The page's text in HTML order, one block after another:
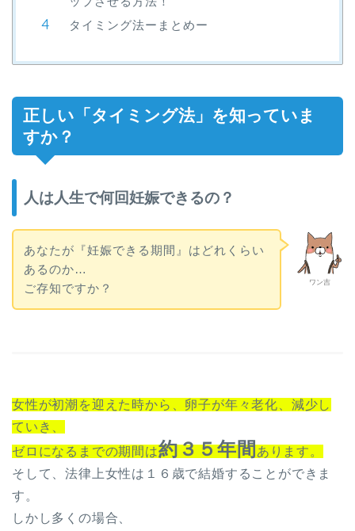
タイミング法ーまとめー
正しい「タイミング法」を知っていま
すか？
人は人生で何回妊娠できるの？
ワン吉
あなたが『妊娠できる期間』はどれくらい
あるのか…
ご存知ですか？
女性が初潮を迎えた時から、卵子が年々老化、減少し
ていき、
ゼロになるまでの期間は約３５年間あります。
そして、法律上女性は１６歳で結婚することができま
す。
しかし多くの場合、